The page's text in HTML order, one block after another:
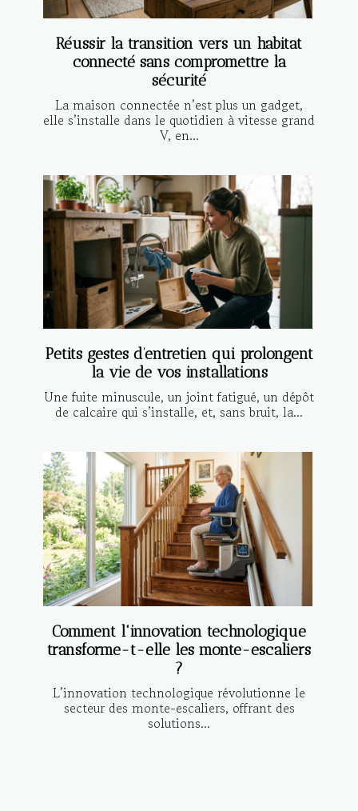
Réussir la transition vers un habitat
connecté sans compromettre la
sécurité
La maison connectée n’est plus un gadget,
elle s’installe dans le quotidien à vitesse grand
V, en...
Petits gestes d’entretien qui prolongent
la vie de vos installations
Une fuite minuscule, un joint fatigué, un dépôt
de calcaire qui s’installe, et, sans bruit, la...
Comment l'innovation technologique
transforme-t-elle les monte-escaliers
?
L’innovation technologique révolutionne le
secteur des monte-escaliers, offrant des
solutions...